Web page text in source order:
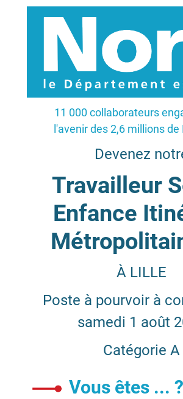
11 000 collaborateurs
l'avenir des 2,6 millions
Devenez
Travailleur
Enfance
À LILLE
Poste à pourvoir à
samedi 1 août
Catégorie A
Vous êtes ... ?